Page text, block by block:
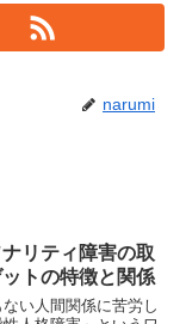
narumi
リティ障害の取
トの特徴と関係
い人間関係に苦労し